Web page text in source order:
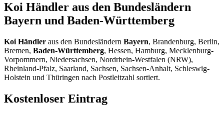
Koi Händler aus den Bundesländern
Bayern und Baden-Württemberg
Koi Händler aus den Bundesländern Bayern, Brandenburg, Berlin,
Bremen, Baden-Württemberg, Hessen, Hamburg, Mecklenburg-
Vorpommern, Niedersachsen, Nordrhein-Westfalen (NRW),
Rheinland-Pfalz, Saarland, Sachsen, Sachsen-Anhalt, Schleswig-
Holstein und Thüringen nach Postleitzahl sortiert.
Kostenloser Eintrag